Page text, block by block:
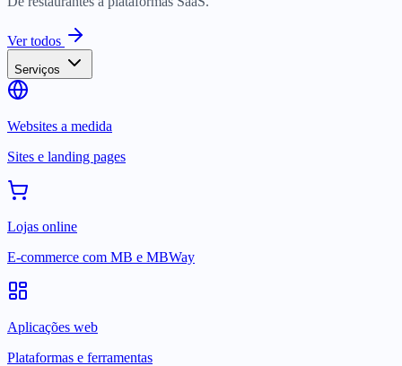
Ver todos
Serviços
Websites a medida
Sites e landing pages
Lojas online
E-commerce com MB e MBWay
Aplicações web
Plataformas e ferramentas